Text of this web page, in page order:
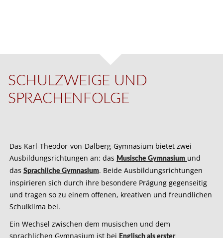
SCHULZWEIGE UND
SPRACHENFOLGE
Das Karl-Theodor-von-Dalberg-Gymnasium bietet zwei
Ausbildungsrichtungen an: das Musische Gymnasium und
das Sprachliche Gymnasium. Beide Ausbildungsrichtungen
inspirieren sich durch ihre besondere Prägung gegenseitig
und tragen so zu einem offenen, kreativen und freundlichen
Schulklima bei.
Ein Wechsel zwischen dem musischen und dem
sprachlichen Gymnasium ist bei